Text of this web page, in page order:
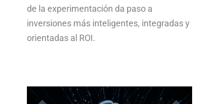
de la experimentación da paso a
inversiones más inteligentes, integradas y
orientadas al ROI.